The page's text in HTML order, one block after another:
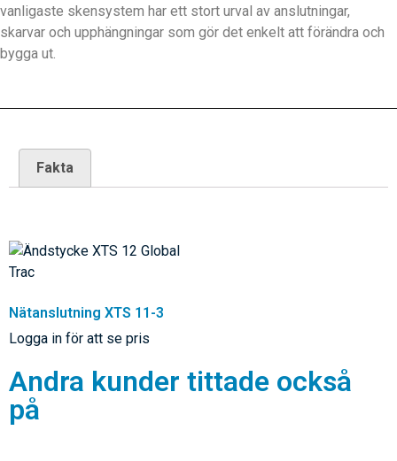
vanligaste skensystem har ett stort urval av anslutningar,
skarvar och upphängningar som gör det enkelt att förändra och
bygga ut.
Fakta
Nätanslutning XTS 11-3
Logga in för att se pris
Andra kunder tittade också
på